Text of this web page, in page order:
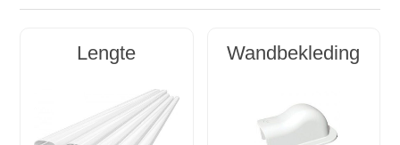
Lengte Wandbekleding